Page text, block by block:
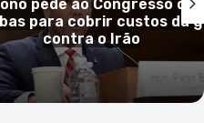
Guiné-Bissau confirma
mpox e reforça